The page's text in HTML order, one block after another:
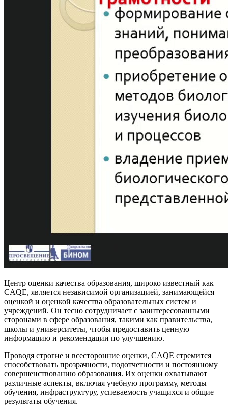
Центр оценки качества образования, широко известный как
CAQE, является независимой организацией, занимающейся
оценкой и оценкой качества образовательных систем и
учреждений. Он тесно сотрудничает с заинтересованными
сторонами в сфере образования, такими как правительства,
школы и университеты, чтобы предоставить ценную
информацию и рекомендации по улучшению.
Проводя строгие и всесторонние оценки, CAQE стремится
способствовать прозрачности, подотчетности и постоянному
совершенствованию образования. Их оценки охватывают
различные аспекты, включая учебную программу, методы
обучения, инфраструктуру, успеваемость учащихся и общие
результаты обучения.